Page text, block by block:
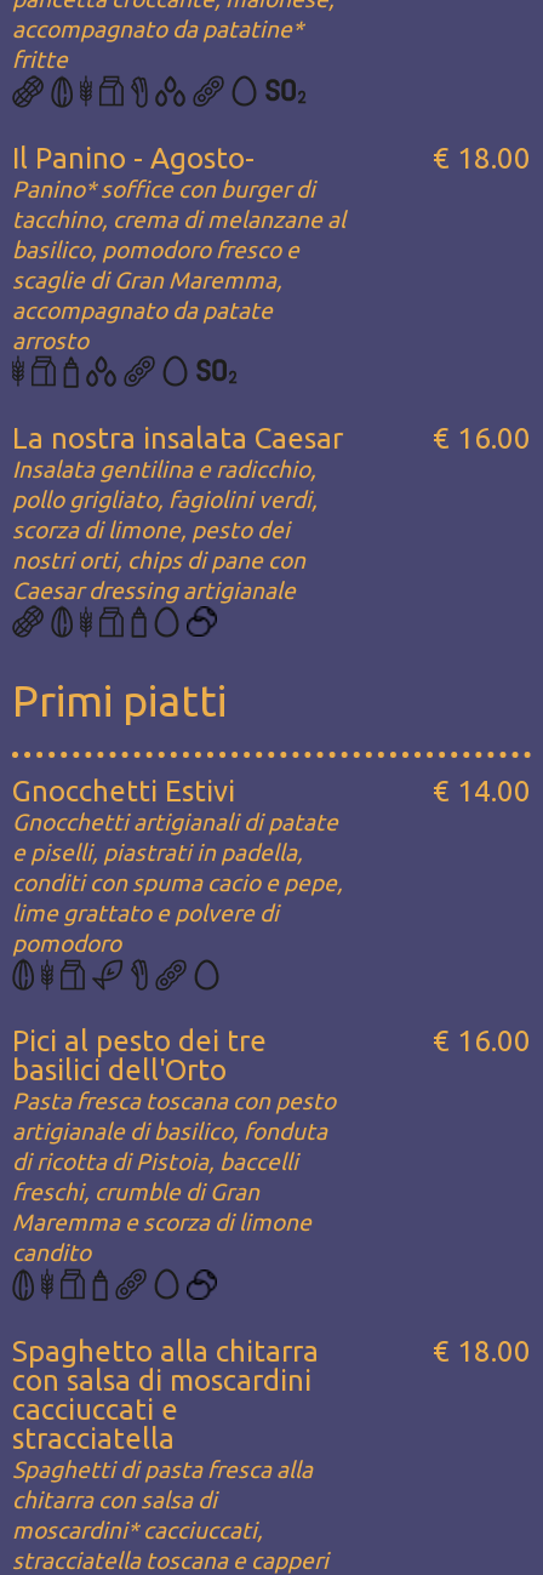
accompagnato da patatine*
fritte
Il Panino - Agosto-
Panino* soffice con burger di
tacchino, crema di melanzane al
basilico, pomodoro fresco e
scaglie di Gran Maremma,
accompagnato da patate
arrosto
€ 18.00
La nostra insalata Caesar
Insalata gentilina e radicchio,
pollo grigliato, fagiolini verdi,
scorza di limone, pesto dei
nostri orti, chips di pane con
Caesar dressing artigianale
€ 16.00
Primi piatti
Gnocchetti Estivi
Gnocchetti artigianali di patate
e piselli, piastrati in padella,
conditi con spuma cacio e pepe,
lime grattato e polvere di
pomodoro
€ 14.00
Pici al pesto dei tre
basilici dell'Orto
Pasta fresca toscana con pesto
artigianale di basilico, fonduta
di ricotta di Pistoia, baccelli
freschi, crumble di Gran
Maremma e scorza di limone
candito
€ 16.00
Spaghetto alla chitarra
con salsa di moscardini
cacciuccati e
stracciatella
Spaghetti di pasta fresca alla
chitarra con salsa di
moscardini* cacciuccati,
stracciatella toscana e capperi
€ 18.00